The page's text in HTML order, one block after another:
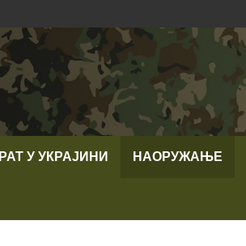
РАТ У УКРАЈИНИ НАОРУЖАЊЕ